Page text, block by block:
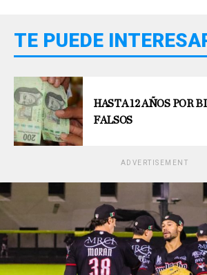
TE PUEDE
HASTA 12 AÑOS POR
FALSOS
ADVERTISEMENT